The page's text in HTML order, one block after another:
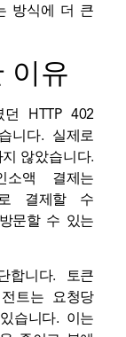
방식에 더 큰
이유
던 HTTP 402
니다. 실제로
않았습니다.
소액 결제는
결제할 수
문할 수 있는
합니다. 토큰
트는 요청당
습니다. 이는